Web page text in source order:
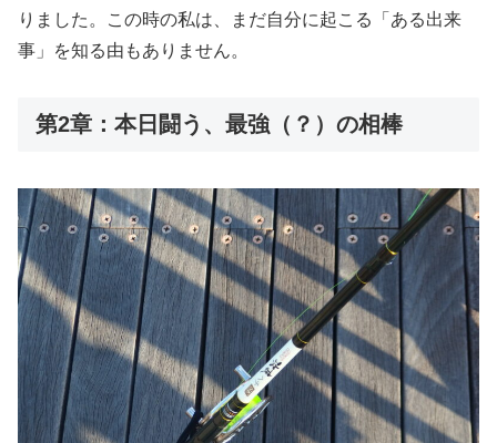
りました。この時の私は、まだ自分に起こる「ある出来
事」を知る由もありません。
第2章：本日闘う、最強（？）の相棒